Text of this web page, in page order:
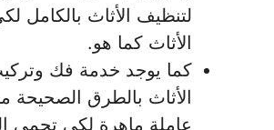
لتنظيف الأثاث بالكامل
الأثاث كما هو.
كما يوجد خدمة فك
الأثاث بالطرق الصحيحة
عاملة ماهرة لكي تحمي